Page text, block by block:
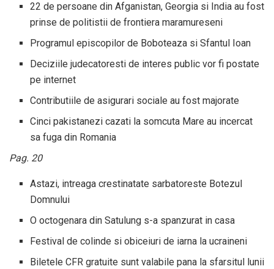
22 de persoane din Afganistan, Georgia si India au fost
prinse de politistii de frontiera maramureseni
Programul episcopilor de Boboteaza si Sfantul Ioan
Deciziile judecatoresti de interes public vor fi postate
pe internet
Contributiile de asigurari sociale au fost majorate
Cinci pakistanezi cazati la somcuta Mare au incercat
sa fuga din Romania
Pag. 20
Astazi, intreaga crestinatate sarbatoreste Botezul
Domnului
O octogenara din Satulung s-a spanzurat in casa
Festival de colinde si obiceiuri de iarna la ucraineni
Biletele CFR gratuite sunt valabile pana la sfarsitul lunii